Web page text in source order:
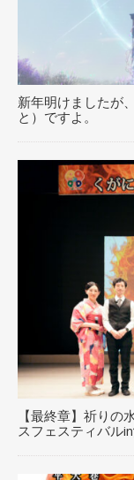
新年明けましたが
と）ですよ。
【最終章】祈り
スフェスティバル